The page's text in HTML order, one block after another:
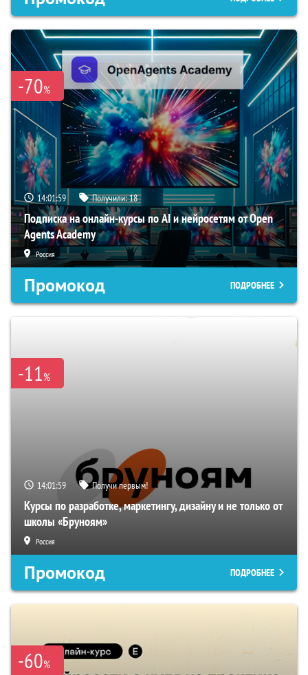
-70%
14:01:58 Получили:18
Подписка на онлайн-курсы по AI и нейросетям от Open
Agents Academy
Россия
Промокод ПОДРОБНЕЕ
-11%
14:01:58 Получи первым!
Курсы по разработке, маркетингу, дизайну и не только от
школы «Бруноям»
Россия
Промокод ПОДРОБНЕЕ
-60%